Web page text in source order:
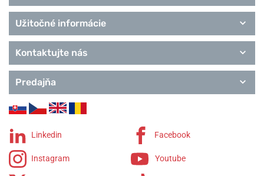
Užitočné informácie
Kontaktujte nás
Predajňa
Linkedin Facebook
Instagram Youtube